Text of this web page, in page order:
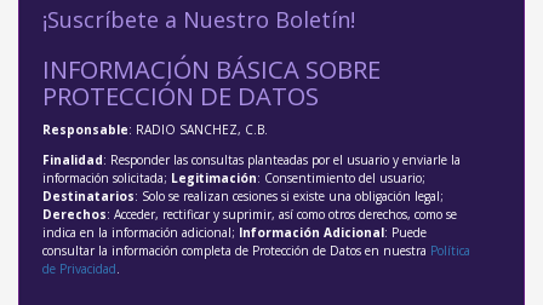
¡Suscríbete a Nuestro Boletín!
INFORMACIÓN BÁSICA SOBRE
PROTECCIÓN DE DATOS
Responsable: RADIO SANCHEZ, C.B.
Finalidad: Responder las consultas planteadas por el usuario y enviarle la
información solicitada; Legitimación: Consentimiento del usuario;
Destinatarios: Solo se realizan cesiones si existe una obligación legal;
Derechos: Acceder, rectificar y suprimir, así como otros derechos, como se
indica en la información adicional; Información Adicional: Puede
consultar la información completa de Protección de Datos en nuestra Política
de Privacidad